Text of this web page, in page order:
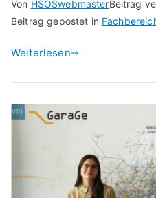
Von HSOSwebmasterBeitrag
Beitrag gepostet in
Weiterlesen